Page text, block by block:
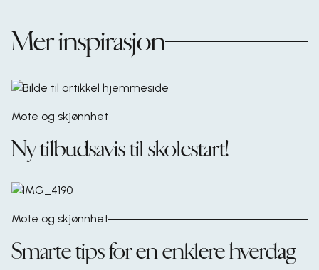
Mer inspirasjon
Mote og skjønnhet
Ny tilbudsavis til skolestart!
Mote og skjønnhet
Smarte tips for en enklere hverdag